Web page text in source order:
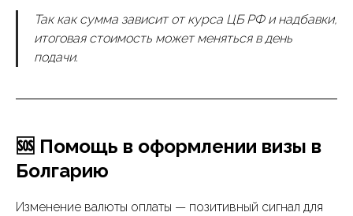
Так как сумма зависит от курса ЦБ РФ и надбавки,
итоговая стоимость может меняться в день
подачи.
🆘 Помощь в оформлении визы в
Болгарию
Изменение валюты оплаты — позитивный сигнал для